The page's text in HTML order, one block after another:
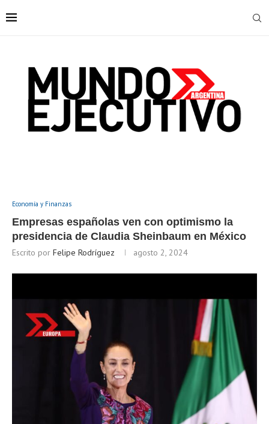
Economía y Finanzas
Empresas españolas ven con optimismo la
presidencia de Claudia Sheinbaum en México
Escrito por Felipe Rodríguez agosto 2, 2024